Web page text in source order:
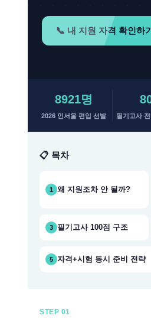
📞 내 지원 자격 확인하
8921명
2026 인서울 편입 선발 필기고사
📋 목차
1 왜 지원조차 안 될까?
3 필기고사 100점 구조
5 자격+시험 동시 준비 전략
STEP 01